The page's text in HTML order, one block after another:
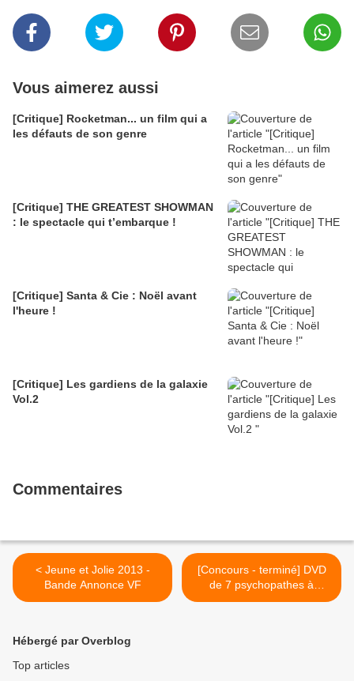
Vous aimerez aussi
[Critique] Rocketman... un film qui a
les défauts de son genre
[Critique] THE GREATEST SHOWMAN
: le spectacle qui t’embarque !
[Critique] Santa & Cie : Noël avant
l'heure !
[Critique] Les gardiens de la galaxie
Vol.2
Commentaires
< Jeune et Jolie 2013 -
Bande Annonce VF
[Concours - terminé] DVD
de 7 psychopathes à
gagner >
Hébergé par Overblog
Top articles